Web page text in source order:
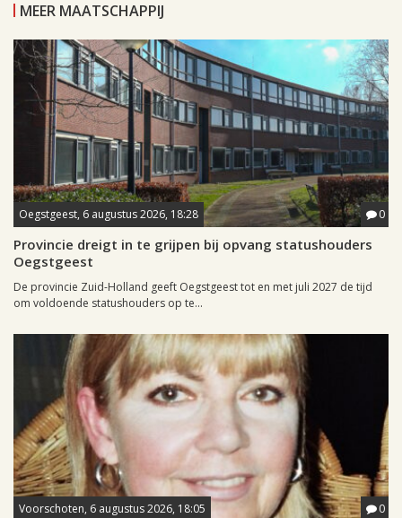
MEER MAATSCHAPPIJ
Oegstgeest, 6 augustus 2026, 18:28 0
Provincie dreigt in te grijpen bij opvang statushouders
Oegstgeest
De provincie Zuid-Holland geeft Oegstgeest tot en met juli 2027 de tijd
om voldoende statushouders op te...
Voorschoten, 6 augustus 2026, 18:05 0